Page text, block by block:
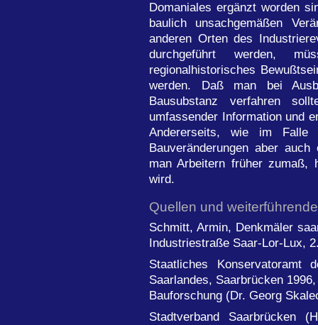
Domaniales ergänzt worden
baulich unsachgemäßen
anderen Orten des
durchgeführt werden,
regionalhistorisches
werden. Daß man bei
Bausubstanz verfahren
umfassender Information und
Andererseits, wie im Falle
Bauveränderungen aber
man Arbeitern früher zumaß,
wird.
Quellen und
Schmitt, Armin, Denkmäler
Industriestraße Saar-Lor-Lux,
Staatliches Konservatoramt
Saarlandes, Saarbrücken
Bauforschung (Dr. Georg
Stadtverband Saarbrücken